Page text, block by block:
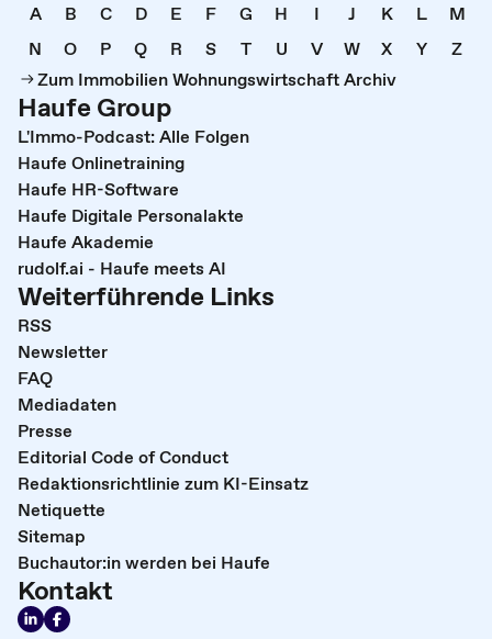
A B C D E F G H I J K L
M
N
O P Q R S T U V W X Y
Z
Zum Immobilien Wohnungswirtschaft Archiv
Haufe Group
L'Immo-Podcast: Alle Folgen
Haufe Onlinetraining
Haufe HR-Software
Haufe Digitale Personalakte
Haufe Akademie
rudolf.ai - Haufe meets AI
Weiterführende Links
RSS
Newsletter
FAQ
Mediadaten
Presse
Editorial Code of Conduct
Redaktionsrichtlinie zum KI-Einsatz
Netiquette
Sitemap
Buchautor:in werden bei Haufe
Kontakt